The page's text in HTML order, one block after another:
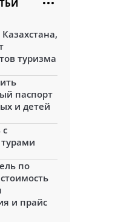
туризма
паспорт
и детей
с
по
и прайс